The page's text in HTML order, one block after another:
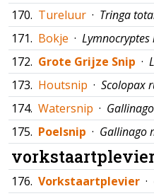
170. Tureluur · Tringa
171. Bokje ·
172. Grote Grijze Snip ·
173. Houtsnip · Scolopax
174. Watersnip ·
175. Poelsnip · Gallinago
176. Vorkstaartplevier ·